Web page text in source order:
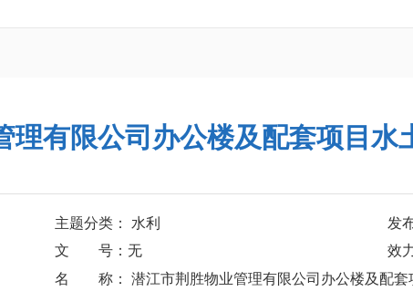
理有限公司办公楼及配套项目水
主题分类： 水利
发
文 号：无
效
名 称： 潜江市荆胜物业管理有限公司办公楼及配套